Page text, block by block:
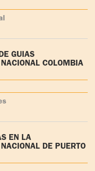
GUÍAS
COLOMBIA
EN LA
DE PUERTO